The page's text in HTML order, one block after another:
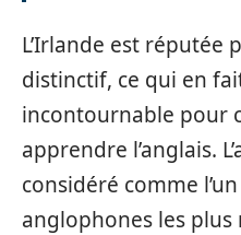
L’Irlande est réputée
distinctif, ce qui en
incontournable pour
apprendre l’anglais.
considéré comme
anglophones les plus